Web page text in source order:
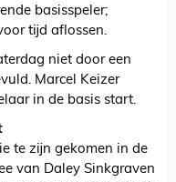
basisspeler;
tijd aflossen.
niet door een
Marcel Keizer
in de basis start.
te zijn gekomen in de
van Daley Sinkgraven